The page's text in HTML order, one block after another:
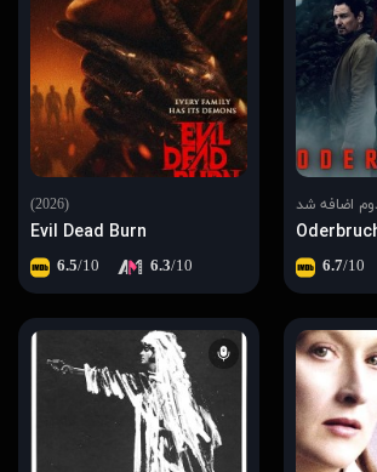
اضافه شد
6.7/10
(2026)
Evil Dead Burn
6.5/10 6.3/10